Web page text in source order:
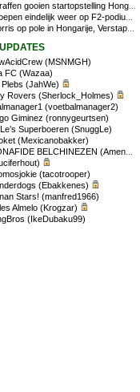
gooien startopstelling Hongaarse Grand Prix flink overhoop
weer op F2-podium, Mini wint sprintrace op Hungaroring
op pole in Hongarije, Verstappen zesde
(MSNMGH)
FC (Wazaa)
(JahWe)
Rovers (Sherlock_Holmes)
(voetbalmanager2)
Giminez (ronnygeurtsen)
Superboeren (SnuggLe)
(Mexicanobakker)
BELCHINEZEN (AmenhotepIV)
(tacotrooper)
(Ebakkenes)
Stars! (manfred1966)
Almelo (Krogzar)
(IkeDubaku99)